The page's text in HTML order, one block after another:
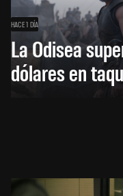
HACE 1 DÍA
La Odisea
dólares en